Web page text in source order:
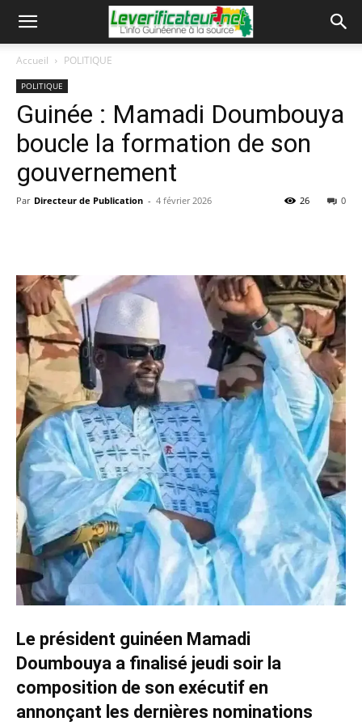
Accueil POLITIQUE
POLITIQUE
Guinée : Mamadi Doumbouya
boucle la formation de son
gouvernement
Par Directeur de Publication - 4 février 2026 0
26
Le président guinéen Mamadi
Doumbouya a finalisé jeudi soir la
composition de son exécutif en
annonçant les dernières nominations